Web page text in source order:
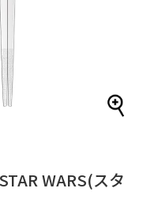
WARS(スタ